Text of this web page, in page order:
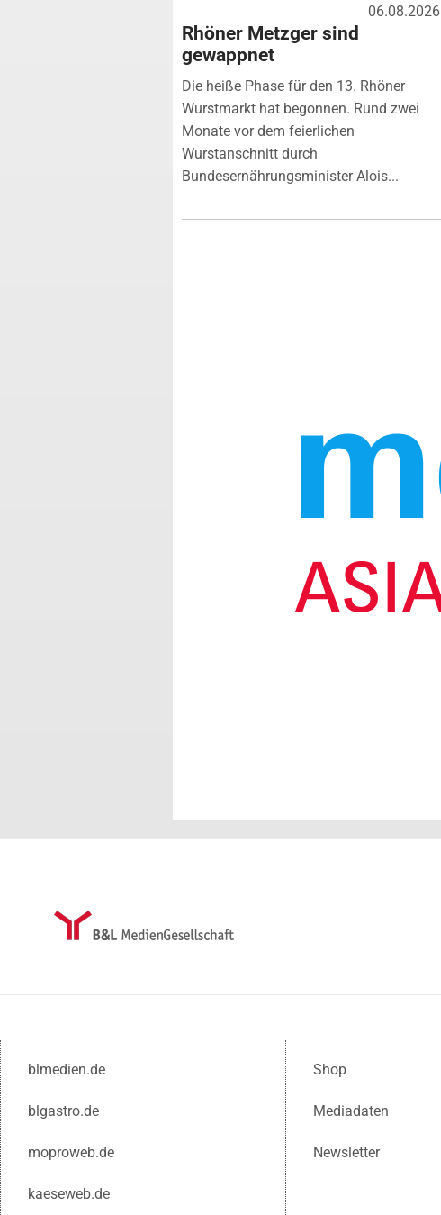
06.08.2026
Rhöner Metzger sind
gewappnet
Die heiße Phase für den 13. Rhöner
Wurstmarkt hat begonnen. Rund zwei
Monate vor dem feierlichen
Wurstanschnitt durch
Bundesernährungsminister Alois...
blmedien.de
blgastro.de
moproweb.de
kaeseweb.de
Shop
Mediadaten
Newsletter